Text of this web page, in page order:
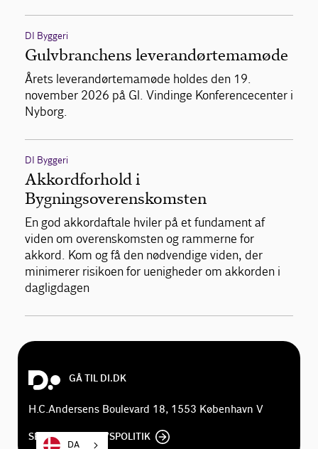
DI Byggeri
Gulvbranchens leverandørtemamøde
Årets leverandørtemamøde holdes den 19.
november 2026 på Gl. Vindinge Konferencecenter i
Nyborg.
DI Byggeri
Akkordforhold i
Bygningsoverenskomsten
En god akkordaftale hviler på et fundament af
viden om overenskomsten og rammerne for
akkord. Kom og få den nødvendige viden, der
minimerer risikoen for uenigheder om akkorden i
dagligdagen
GÅ TIL DI.DK
H.C.Andersens Boulevard 18, 1553 København V
SE DI'S PRIVATLIVSPOLITIK
DA